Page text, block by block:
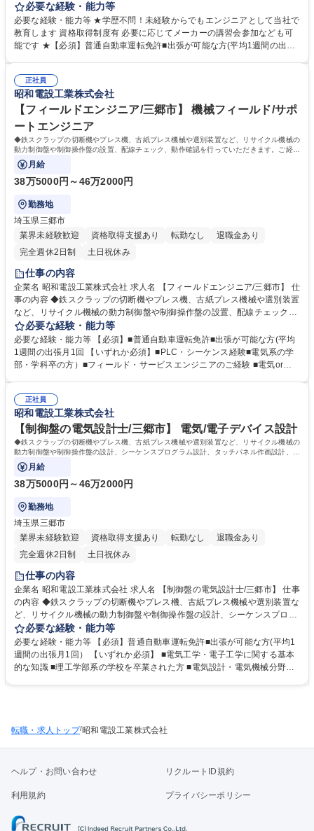
ーケンスプログラム設計、タッチパネル作画設計、動作確認を行っていた
だきます。 (具体的な業務内容) ※建物の改変を伴う業務はありません ■打
合せ :機械メーカーの図面に基づいて、制御盤の設計をCADで行う ■図面
承認 : 設計した図面内容について承認を要求、修正 ■プログラム設計・タ
種 未経験者歓迎【制御盤の電気設計士/三郷市】
必要な経験・能力等
必要な経験・能力等 ★学歴不問！未経験からでもエンジニアとして当社で
教育します 資格取得制度有 必要に応じてメーカーの講習会参加なども可
能です ★【必須】普通自動車運転免許■出張が可能な方(平均1週間の出張
正社員
昭和電設工業株式会社
【フィールドエンジニア/三郷市】 機械フィールド/サポ
ートエンジニア
◆鉄スクラップの切断機やプレス機、古紙プレス機械や選別装置など、リサイクル機械の
動力制御盤や制御操作盤の設置、配線チェック、動作確認を行っていただきます。ご経験
に応じて組織の取
月給
38万5000円～46万2000円
勤務地
埼玉県三郷市
業界未経験歓迎
資格取得支援あり 転勤なし
退職金あり
完全週休2日制
土日祝休み
仕事の内容
企業名 昭和電設工業株式会社 求人名 【フィールドエンジニア/三郷市】 仕
事の内容 ◆鉄スクラップの切断機やプレス機、古紙プレス機械や選別装置
など、リサイクル機械の動力制御盤や制御操作盤の設置、配線チェック、
動作確認を行っていただきます。ご経験に応じて組織の取 りまとめをお任
せいたします。 （具体的な業務内容）※建物の改変を伴う業務はありませ
ん ■必要な電線やその他材料の調達 ■機械配線チェック・修正 ■工事完了
後のメンテナンス ※興味があれば、設計や制御盤の製作、メンテナンス
必要な経験・能力等
必要な経験・能力等 【必須】■普通自動車運転免許■出張が可能な方(平均
1週間の出張月1回 【いずれか必須】■PLC・シーケンス経験■電気系の学
部・学科卒の方）■フィールド・サービスエンジニアのご経験 ■電気or機
計、制御盤の組立などの知識を学ぶことが可能です。 ※受注エリアが拡大
しているため、平均１泊～４泊程度の出張が発生します 学歴・資格 学
歴：大学 高専 短大 専修学校 高校 語学力： 資格：第一種電気工事士 第二
種電気工事士 第一種運転免許普通自動車
正社員
昭和電設工業株式会社
【制御盤の電気設計士/三郷市】 電気/電子デバイス設計
◆鉄スクラップの切断機やプレス機、古紙プレス機械や選別装置など、リサイクル機械の
動力制御盤や制御操作盤の設計、シーケンスプログラム設計、タッチパネル作画設計、動
作確認を行っていただきます。ご経験に応
月給
38万5000円～46万2000円
勤務地
埼玉県三郷市
業界未経験歓迎
資格取得支援あり 転勤なし
退職金あり
完全週休2日制
土日祝休み
仕事の内容
企業名 昭和電設工業株式会社 求人名 【制御盤の電気設計士/三郷市】 仕事
の内容 ◆鉄スクラップの切断機やプレス機、古紙プレス機械や選別装置な
ど、リサイクル機械の動力制御盤や制御操作盤の設計、シーケンスプログ
ラム設計、タッチパネル作画設計、動作確認を行っていただきます。ご経
験に応 じて組織の取りまとめをお任せいたします。 (具体的な業務内容)
※建物の改変を伴う業務はありません ■打合せ :機械メーカーの図面に基
づいて、制御盤の設計をCADで行う ■図面承認 : 設計した図面内容につい
必要な経験・能力等
必要な経験・能力等 【必須】普通自動車運転免許■出張が可能な方(平均1
週間の出張月1回） 【いずれか必須】 ■電気工学・電子工学に関する基本
的な知識 ■理工学部系の学校を卒業された方 ■電気設計・電気機械分野で
気工事士 第二種電気工事士 第一種運転免許普通自動車
転職・求人トップ/昭和電設工業株式会社
ヘルプ・お問い合わせ リクルートID規約
利用規約 プライバシーポリシー